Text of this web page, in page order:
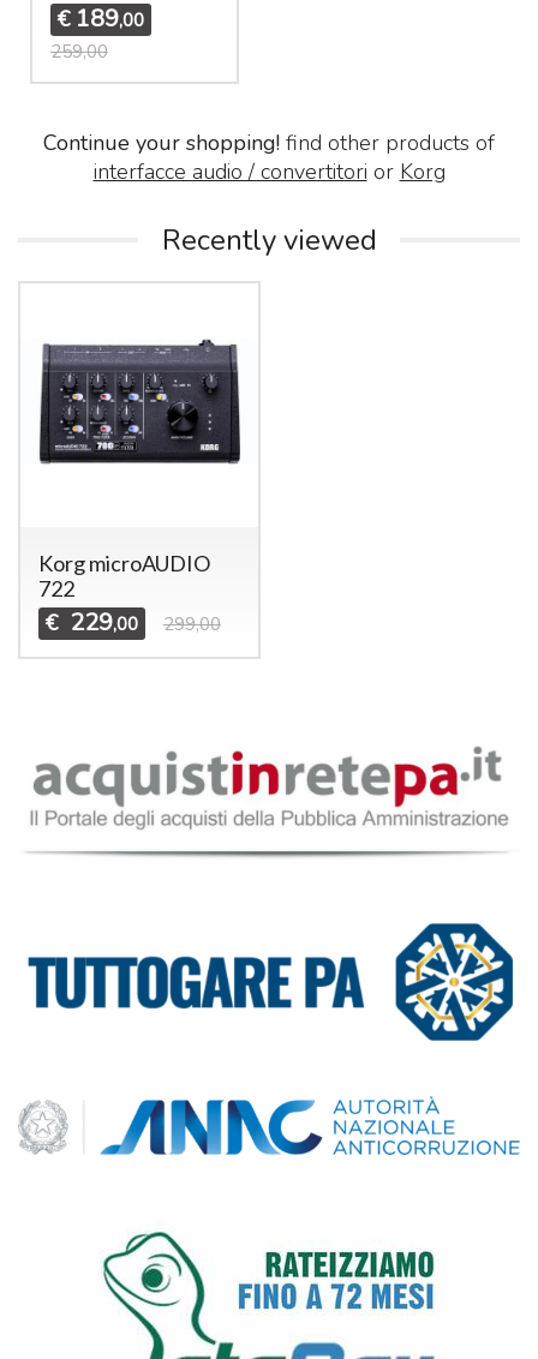
€ 189,00
259,00
Continue your shopping! find other products of
interfacce audio / convertitori or Korg
Recently viewed
Korg microAUDIO
722
€ 229,00 299,00